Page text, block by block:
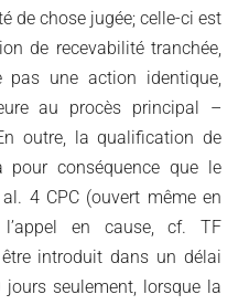
de chose jugée; celle-ci est
de recevabilité tranchée,
pas une action identique,
au procès principal –
outre, la qualification de
pour conséquence que le
4 CPC (ouvert même en
en cause, cf. TF
introduit dans un délai
seulement, lorsque la